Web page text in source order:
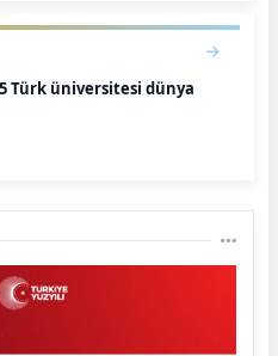
Türk üniversitesi dünya